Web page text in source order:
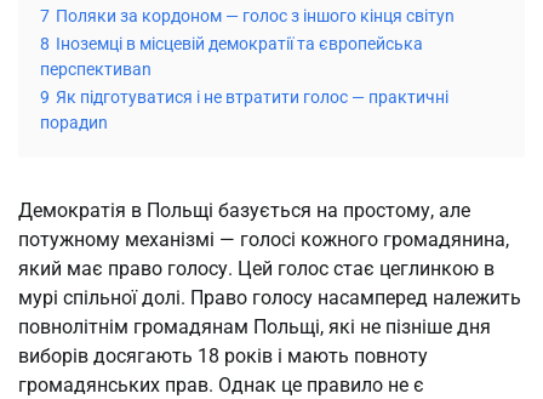
7 Поляки за кордоном — голос з іншого кінця світуn
8 Іноземці в місцевій демократії та європейська
перспективаn
9 Як підготуватися і не втратити голос — практичні
порадиn
Демократія в Польщі базується на простому, але
потужному механізмі — голосі кожного громадянина,
який має право голосу. Цей голос стає цеглинкою в
мурі спільної долі. Право голосу насамперед належить
повнолітнім громадянам Польщі, які не пізніше дня
виборів досягають 18 років і мають повноту
громадянських прав. Однак це правило не є